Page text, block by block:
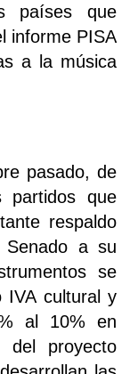
países que
informe PISA
a la música
pasado, de
partidos que
respaldo
a su
se
IVA cultural y
al 10% en
del proyecto